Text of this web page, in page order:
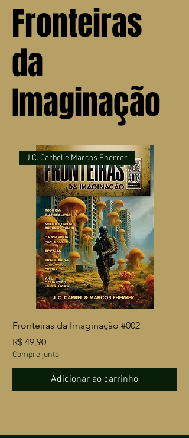
Fronteiras
da
Imaginação
J.C. Carbel e Marcos Fherrer
Fronteiras da Imaginação #002
Preço
R$ 49,90
Compre junto
Adicionar ao carrinho
R$